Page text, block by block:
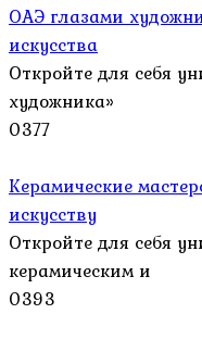
ОАЭ глазами
искусства
Откройте для себя
художника»
0377
Керамические
искусству
Откройте для себя
керамическим и
0393